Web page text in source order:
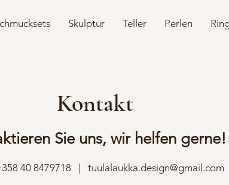
Skulptur Teller Perlen
Kontakt
Sie uns, wir helfen gerne!
40 8479718| tuulalaukka.design@gmail.com